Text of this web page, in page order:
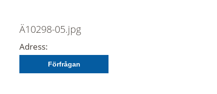
Ä10298-05.jpg
Adress:
Förfrågan